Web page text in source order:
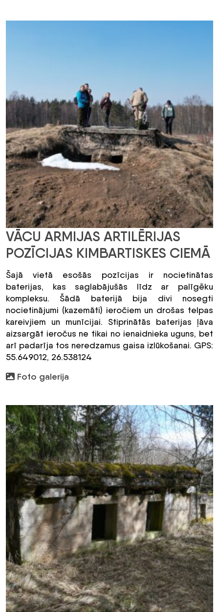
VĀCU ARMIJAS ARTILĒRIJAS
POZĪCIJAS KIMBARTISKES CIEMĀ
Šajā vietā esošās pozīcijas ir nocietinātas
baterijas, kas saglabājušās līdz ar palīgēku
kompleksu. Šādā baterijā bija divi nosegti
nocietinājumi (kazemāti) ieročiem un drošas telpas
kareivjiem un munīcijai. Stiprinātās baterijas ļāva
aizsargāt ieročus ne tikai no ienaidnieka uguns, bet
arī padarīja tos neredzamus gaisa izlūkošanai. GPS:
55.649012, 26.538124
Foto galerija